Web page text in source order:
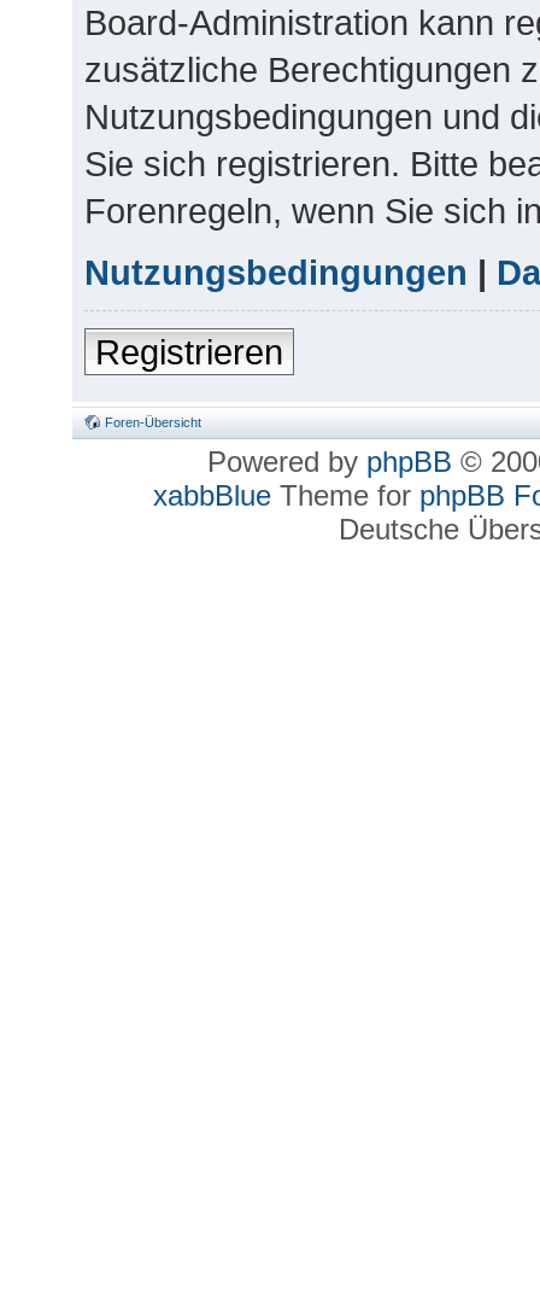
Board-Administration kann
zusätzliche Berechtigungen
Nutzungsbedingungen und
Sie sich registrieren. Bitte
Forenregeln, wenn Sie sich
Nutzungsbedingungen |
Registrieren
Foren-Übersicht
Powered by phpBB ©
xabbBlue Theme for phpBB
Deutsche